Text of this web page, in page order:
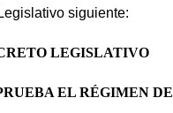
siguiente:
LEGISLATIVO
EL RÉGIMEN DE